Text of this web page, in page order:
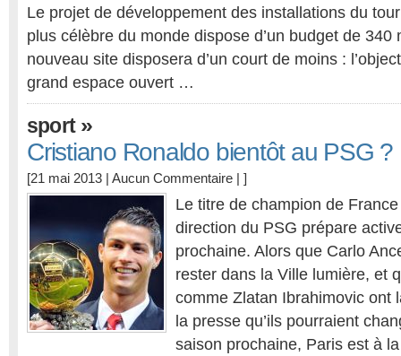
Le projet de développement des installations du
plus célèbre du monde dispose d’un budget de 340
nouveau site disposera d’un court de moins :
grand espace ouvert …
sport»
Cristiano Ronaldo bientôt au PSG ?
[21 mai 2013 | Aucun Commentaire | ]
Le titre de champion de
direction du PSG prépare
prochaine. Alors que Carlo
rester dans la Ville lumière, et
comme Zlatan Ibrahimovic ont
la presse qu’ils pourraient
saison prochaine, Paris est à